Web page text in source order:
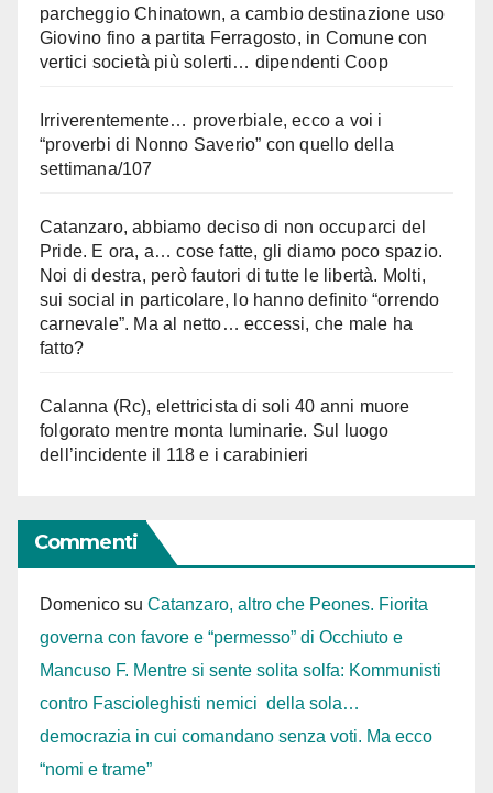
parcheggio Chinatown, a cambio destinazione uso
Giovino fino a partita Ferragosto, in Comune con
vertici società più solerti… dipendenti Coop
Irriverentemente… proverbiale, ecco a voi i
“proverbi di Nonno Saverio” con quello della
settimana/107
Catanzaro, abbiamo deciso di non occuparci del
Pride. E ora, a… cose fatte, gli diamo poco spazio.
Noi di destra, però fautori di tutte le libertà. Molti,
sui social in particolare, lo hanno definito “orrendo
carnevale”. Ma al netto… eccessi, che male ha
fatto?
Calanna (Rc), elettricista di soli 40 anni muore
folgorato mentre monta luminarie. Sul luogo
dell’incidente il 118 e i carabinieri
Commenti
Domenico su Catanzaro, altro che Peones. Fiorita
governa con favore e “permesso” di Occhiuto e
Mancuso F. Mentre si sente solita solfa: Kommunisti
contro Fascioleghisti nemici della sola…
democrazia in cui comandano senza voti. Ma ecco
“nomi e trame”